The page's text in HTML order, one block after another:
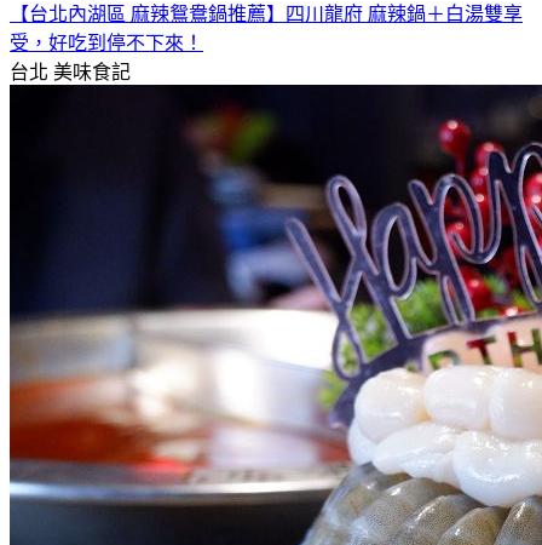
【台北內湖區 麻辣鴛鴦鍋推薦】四川龍府 麻辣鍋＋白湯雙享
受，好吃到停不下來！
台北 美味食記